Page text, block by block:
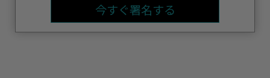
今すぐ署名する